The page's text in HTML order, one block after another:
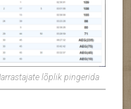
lõplik pingerida